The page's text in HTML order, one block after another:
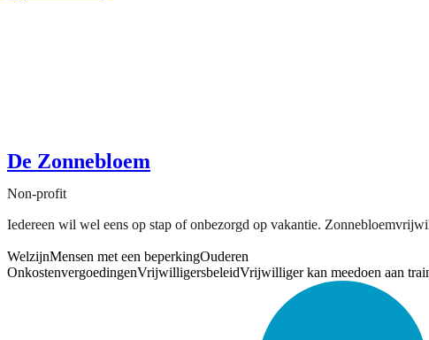
De Zonnebloem
Non-profit
Iedereen wil wel eens op stap of onbezorgd op vakantie.
WelzijnMensen met een beperkingOuderen
OnkostenvergoedingenVrijwilligersbeleidVrijwilliger kan meedoen aan